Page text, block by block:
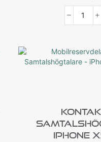
IPhone